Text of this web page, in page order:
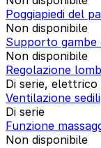
Poggiapiedi del
Non disponibile
Supporto gambe
Non disponibile
Regolazione
Di serie, elettrico
Ventilazione sedili
Di serie
Funzione
Non disponibile